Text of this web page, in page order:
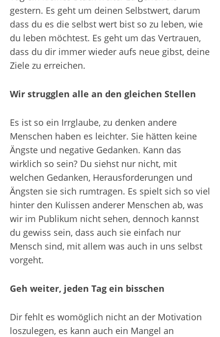
gestern. Es geht um deinen Selbstwert, darum
dass du es die selbst wert bist so zu leben, wie
du leben möchtest. Es geht um das Vertrauen,
dass du dir immer wieder aufs neue gibst, deine
Ziele zu erreichen.
Wir strugglen alle an den gleichen Stellen
Es ist so ein Irrglaube, zu denken andere
Menschen haben es leichter. Sie hätten keine
Ängste und negative Gedanken. Kann das
wirklich so sein? Du siehst nur nicht, mit
welchen Gedanken, Herausforderungen und
Ängsten sie sich rumtragen. Es spielt sich so viel
hinter den Kulissen anderer Menschen ab, was
wir im Publikum nicht sehen, dennoch kannst
du gewiss sein, dass auch sie einfach nur
Mensch sind, mit allem was auch in uns selbst
vorgeht.
Geh weiter, jeden Tag ein bisschen
Dir fehlt es womöglich nicht an der Motivation
loszulegen, es kann auch ein Mangel an